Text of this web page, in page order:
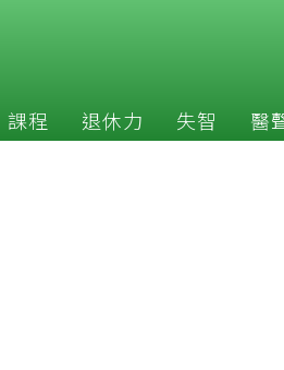
課程 退休力 失智 醫